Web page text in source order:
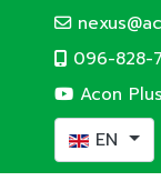
096-828-
Acon
Select your
EN